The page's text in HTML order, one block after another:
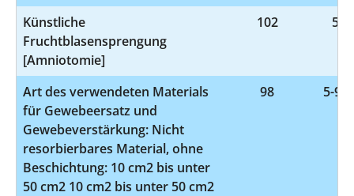
Künstliche
Fruchtblasensprengung
[Amniotomie]
102 5-
Art des verwendeten Materials
für Gewebeersatz und
Gewebeverstärkung: Nicht
resorbierbares Material, ohne
Beschichtung: 10 cm2 bis unter
50 cm2 10 cm2 bis unter 50 cm2
98 5-